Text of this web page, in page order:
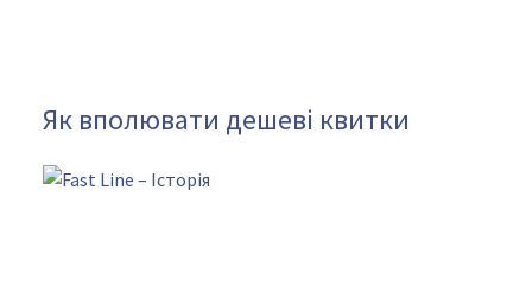
Як вполювати дешеві квитки